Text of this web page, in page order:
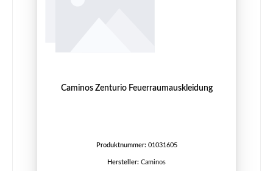
Caminos Zenturio Feuerraumauskleidung
Produktnummer: 01031605
Hersteller: Caminos